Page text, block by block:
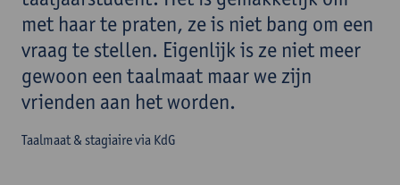
met haar te praten, ze is niet bang om een
vraag te stellen. Eigenlijk is ze niet meer
gewoon een taalmaat maar we zijn
vrienden aan het worden.
Taalmaat & stagiaire via KdG